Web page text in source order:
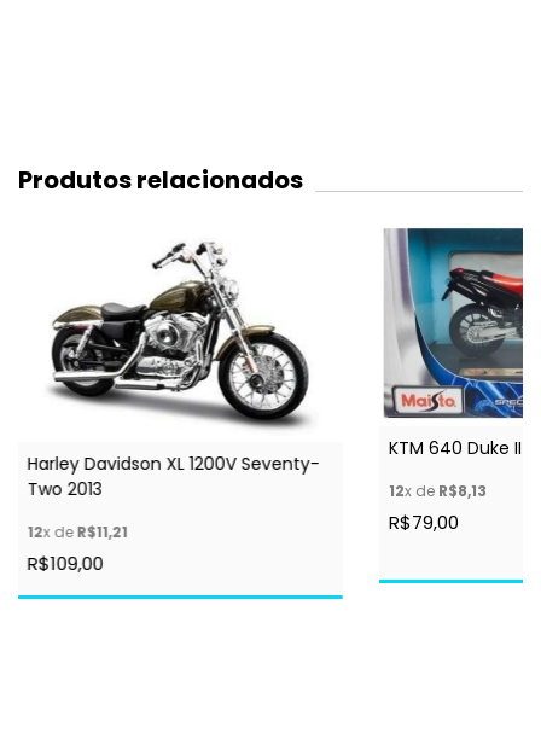
Produtos relacionados
Harley Davidson XL 1200V Seventy-
Two 2013
12x deR$11,21
R$109,00
KTM 640 Duke II
12x de R$8,13
R$79,00